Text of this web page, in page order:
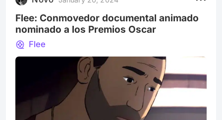
estrenado en Netflix el 15 de diciem
Flee: Conmovedor documental animado
nominado a los Premios Oscar
Flee